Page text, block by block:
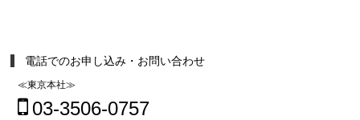
電話でのお申し込み・お問い合わせ
≪東京本社≫
03-3506-0757